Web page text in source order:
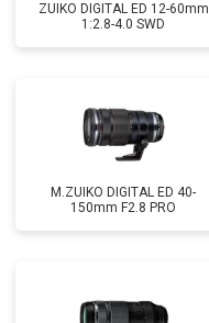
ZUIKO DIGITAL ED 12-60mm
1:2.8-4.0 SWD
M.ZUIKO DIGITAL ED 40-
150mm F2.8 PRO